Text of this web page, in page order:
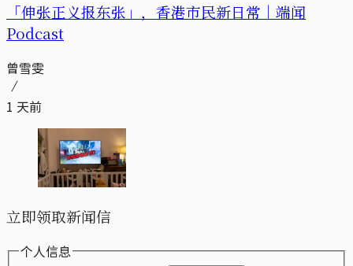
「伸张正义报东张」，香港市民新日常｜端闻
Podcast
曾雪雯
1 天前
立即领取新闻信
个人信息